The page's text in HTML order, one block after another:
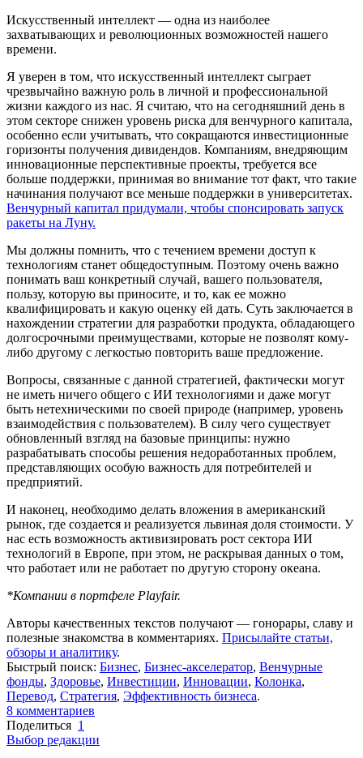
Искусственный интеллект — одна из наиболее
захватывающих и революционных возможностей нашего
времени.
Я уверен в том, что искусственный интеллект сыграет
чрезвычайно важную роль в личной и профессиональной
жизни каждого из нас. Я считаю, что на сегодняшний день в
этом секторе снижен уровень риска для венчурного капитала,
особенно если учитывать, что сокращаются инвестиционные
горизонты получения дивидендов. Компаниям, внедряющим
инновационные перспективные проекты, требуется все
больше поддержки, принимая во внимание тот факт, что такие
начинания получают все меньше поддержки в университетах.
Венчурный капитал придумали, чтобы спонсировать запуск
ракеты на Луну.
Мы должны помнить, что с течением времени доступ к
технологиям станет общедоступным. Поэтому очень важно
понимать ваш конкретный случай, вашего пользователя,
пользу, которую вы приносите, и то, как ее можно
квалифицировать и какую оценку ей дать. Суть заключается в
нахождении стратегии для разработки продукта, обладающего
долгосрочными преимуществами, которые не позволят кому-
либо другому с легкостью повторить ваше предложение.
Вопросы, связанные с данной стратегией, фактически могут
не иметь ничего общего с ИИ технологиями и даже могут
быть нетехническими по своей природе (например, уровень
взаимодействия с пользователем). В силу чего существует
обновленный взгляд на базовые принципы: нужно
разрабатывать способы решения недоработанных проблем,
представляющих особую важность для потребителей и
предприятий.
И наконец, необходимо делать вложения в американский
рынок, где создается и реализуется львиная доля стоимости. У
нас есть возможность активизировать рост сектора ИИ
технологий в Европе, при этом, не раскрывая данных о том,
что работает или не работает по другую сторону океана.
*Компании в портфеле Playfair.
Авторы качественных текстов получают — гонорары, славу и
полезные знакомства в комментариях. Присылайте статьи,
обзоры и аналитику.
Быстрый поиск: Бизнес, Бизнес-акселератор, Венчурные
фонды, Здоровье, Инвестиции, Инновации, Колонка,
Перевод, Стратегия, Эффективность бизнеса.
8 комментариев
Поделиться 1
Выбор редакции